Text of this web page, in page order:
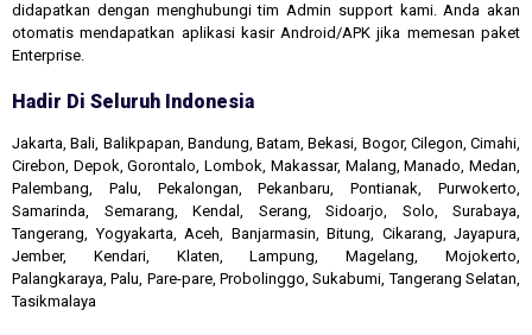
didapatkan dengan menghubungi tim Admin support kami. Anda akan
otomatis mendapatkan aplikasi kasir Android/APK jika memesan paket
Enterprise.
Hadir Di Seluruh Indonesia
Jakarta, Bali, Balikpapan, Bandung, Batam, Bekasi, Bogor, Cilegon, Cimahi,
Cirebon, Depok, Gorontalo, Lombok, Makassar, Malang, Manado, Medan,
Palembang, Palu, Pekalongan, Pekanbaru, Pontianak, Purwokerto,
Samarinda, Semarang, Kendal, Serang, Sidoarjo, Solo, Surabaya,
Tangerang, Yogyakarta, Aceh, Banjarmasin, Bitung, Cikarang, Jayapura,
Jember, Kendari, Klaten, Lampung, Magelang, Mojokerto,
Palangkaraya, Palu, Pare-pare, Probolinggo, Sukabumi, Tangerang Selatan,
Tasikmalaya